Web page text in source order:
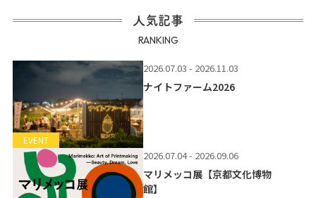
人気記事
RANKING
EVENT
2026.07.03 - 2026.11.03
ナイトファーム2026
2026.07.04 - 2026.09.06
マリメッコ展【京都文化博物
館】